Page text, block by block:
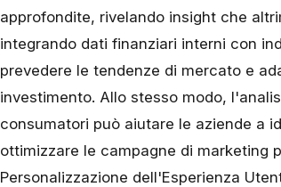
approfondite, rivelando insight che
integrando dati finanziari interni con
prevedere le tendenze di mercato e
investimento. Allo stesso modo,
consumatori può aiutare le aziende a
ottimizzare le campagne di marketing
Personalizzazione dell'Esperienza